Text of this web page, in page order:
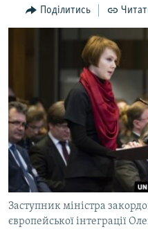
Перейти
до
ПОГЛЯД
СПЕЦПРОЕКТИ
ДЕПОРТАЦІЯ
ВІДЕОУРОКИ «ELIFBE»
СВІДЧЕННЯ ОКУПАЦІЇ
УКРАЇНСЬКА ПРОБЛЕМА
ІНФОГРАФІКА
ЯК ОБІЙТИ БЛОКУВАННЯ
Русский
Qırımtatar
ДОЛУЧАЙСЯ!
Поділитись
Заступник міністра
європейської інтеграції